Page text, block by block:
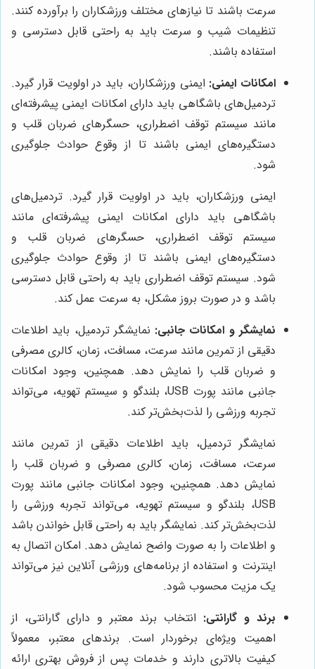
سرعت باشند تا نیازهای مختلف ورزشکاران را برآورده کنند.
تنظیمات شیب و سرعت باید به راحتی قابل دسترسی و
استفاده باشند.
امکانات ایمنی: ایمنی ورزشکاران، باید در اولویت قرار گیرد.
تردمیل‌های باشگاهی باید دارای امکانات ایمنی پیشرفته‌ای
مانند سیستم توقف اضطراری، حسگرهای ضربان قلب و
دستگیره‌های ایمنی باشند تا از وقوع حوادث جلوگیری
شود.
ایمنی ورزشکاران، باید در اولویت قرار گیرد. تردمیل‌های
باشگاهی باید دارای امکانات ایمنی پیشرفته‌ای مانند
سیستم توقف اضطراری، حسگرهای ضربان قلب و
دستگیره‌های ایمنی باشند تا از وقوع حوادث جلوگیری
شود. سیستم توقف اضطراری باید به راحتی قابل دسترسی
باشد و در صورت بروز مشکل، به سرعت عمل کند.
نمایشگر و امکانات جانبی: نمایشگر تردمیل، باید اطلاعات
دقیقی از تمرین مانند سرعت، مسافت، زمان، کالری مصرفی
و ضربان قلب را نمایش دهد. همچنین، وجود امکانات
جانبی مانند پورت USB، بلندگو و سیستم تهویه، می‌تواند
تجربه ورزشی را لذت‌بخش‌تر کند.
نمایشگر تردمیل، باید اطلاعات دقیقی از تمرین مانند
سرعت، مسافت، زمان، کالری مصرفی و ضربان قلب را
نمایش دهد. همچنین، وجود امکانات جانبی مانند پورت
USB، بلندگو و سیستم تهویه، می‌تواند تجربه ورزشی را
لذت‌بخش‌تر کند. نمایشگر باید به راحتی قابل خواندن باشد
و اطلاعات را به صورت واضح نمایش دهد. امکان اتصال به
اینترنت و استفاده از برنامه‌های ورزشی آنلاین نیز می‌تواند
یک مزیت محسوب شود.
برند و گارانتی: انتخاب برند معتبر و دارای گارانتی، از
اهمیت ویژه‌ای برخوردار است. برندهای معتبر، معمولاً
کیفیت بالاتری دارند و خدمات پس از فروش بهتری ارائه